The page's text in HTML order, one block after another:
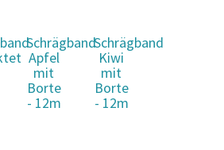
Schrägband
Apfel
mit
Borte
- 12m
Schrägband
Kiwi
mit
Borte
- 12m